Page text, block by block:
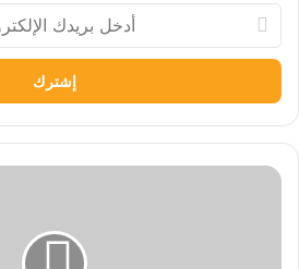
أدخل
بريدك
الإلكتروني
وزير